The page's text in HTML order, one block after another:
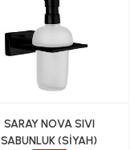
SARAY NOVA SIVI
SABUNLUK (SİYAH)